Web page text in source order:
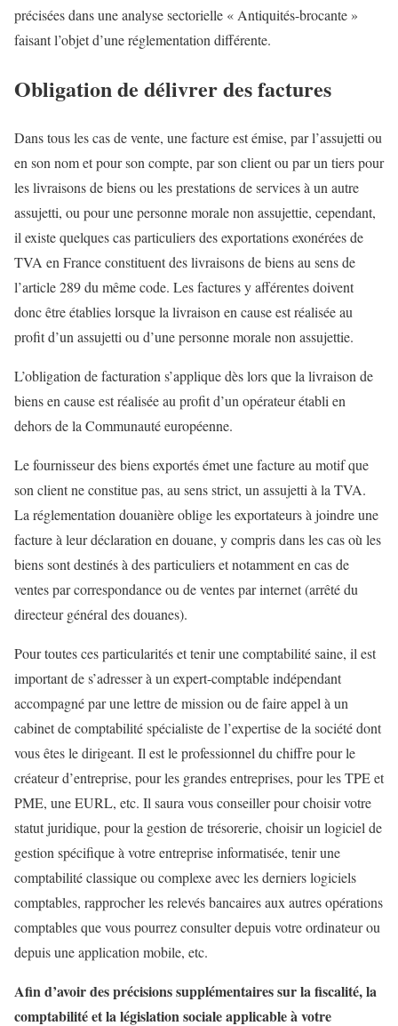
précisées dans une analyse sectorielle « Antiquités-brocante »
faisant l’objet d’une réglementation différente.
Obligation de délivrer des factures
Dans tous les cas de vente, une facture est émise, par l’assujetti ou
en son nom et pour son compte, par son client ou par un tiers pour
les livraisons de biens ou les prestations de services à un autre
assujetti, ou pour une personne morale non assujettie, cependant,
il existe quelques cas particuliers des exportations exonérées de
TVA en France constituent des livraisons de biens au sens de
l’article 289 du même code. Les factures y afférentes doivent
donc être établies lorsque la livraison en cause est réalisée au
profit d’un assujetti ou d’une personne morale non assujettie.
L’obligation de facturation s’applique dès lors que la livraison de
biens en cause est réalisée au profit d’un opérateur établi en
dehors de la Communauté européenne.
Le fournisseur des biens exportés émet une facture au motif que
son client ne constitue pas, au sens strict, un assujetti à la TVA.
La réglementation douanière oblige les exportateurs à joindre une
facture à leur déclaration en douane, y compris dans les cas où les
biens sont destinés à des particuliers et notamment en cas de
ventes par correspondance ou de ventes par internet (arrêté du
directeur général des douanes).
Pour toutes ces particularités et tenir une comptabilité saine, il est
important de s’adresser à un expert-comptable indépendant
accompagné par une lettre de mission ou de faire appel à un
cabinet de comptabilité spécialiste de l’expertise de la société dont
vous êtes le dirigeant. Il est le professionnel du chiffre pour le
créateur d’entreprise, pour les grandes entreprises, pour les TPE et
PME, une EURL, etc. Il saura vous conseiller pour choisir votre
statut juridique, pour la gestion de trésorerie, choisir un logiciel de
gestion spécifique à votre entreprise informatisée, tenir une
comptabilité classique ou complexe avec les derniers logiciels
comptables, rapprocher les relevés bancaires aux autres opérations
comptables que vous pourrez consulter depuis votre ordinateur ou
depuis une application mobile, etc.
Afin d’avoir des précisions supplémentaires sur la fiscalité, la
comptabilité et la législation sociale applicable à votre